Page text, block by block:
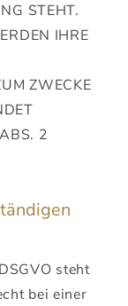
STEHT.
IHRE
ZWECKE
2
steht
bei einer